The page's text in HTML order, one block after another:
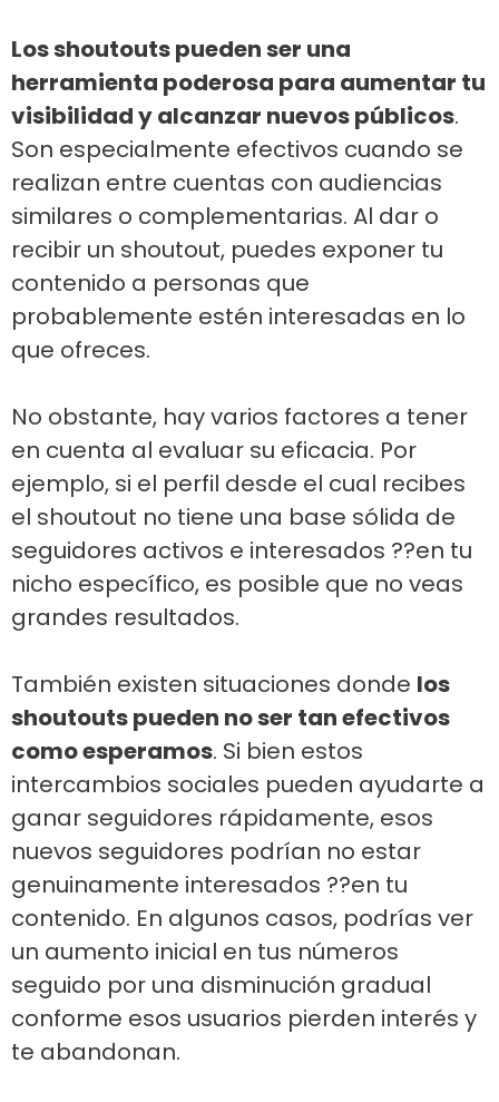
Los shoutouts pueden ser una
herramienta poderosa para aumentar tu
visibilidad y alcanzar nuevos públicos.
Son especialmente efectivos cuando se
realizan entre cuentas con audiencias
similares o complementarias. Al dar o
recibir un shoutout, puedes exponer tu
contenido a personas que
probablemente estén interesadas en lo
que ofreces.
No obstante, hay varios factores a tener
en cuenta al evaluar su eficacia. Por
ejemplo, si el perfil desde el cual recibes
el shoutout no tiene una base sólida de
seguidores activos e interesados ??en tu
nicho específico, es posible que no veas
grandes resultados.
También existen situaciones donde los
shoutouts pueden no ser tan efectivos
como esperamos. Si bien estos
intercambios sociales pueden ayudarte a
ganar seguidores rápidamente, esos
nuevos seguidores podrían no estar
genuinamente interesados ??en tu
contenido. En algunos casos, podrías ver
un aumento inicial en tus números
seguido por una disminución gradual
conforme esos usuarios pierden interés y
te abandonan.